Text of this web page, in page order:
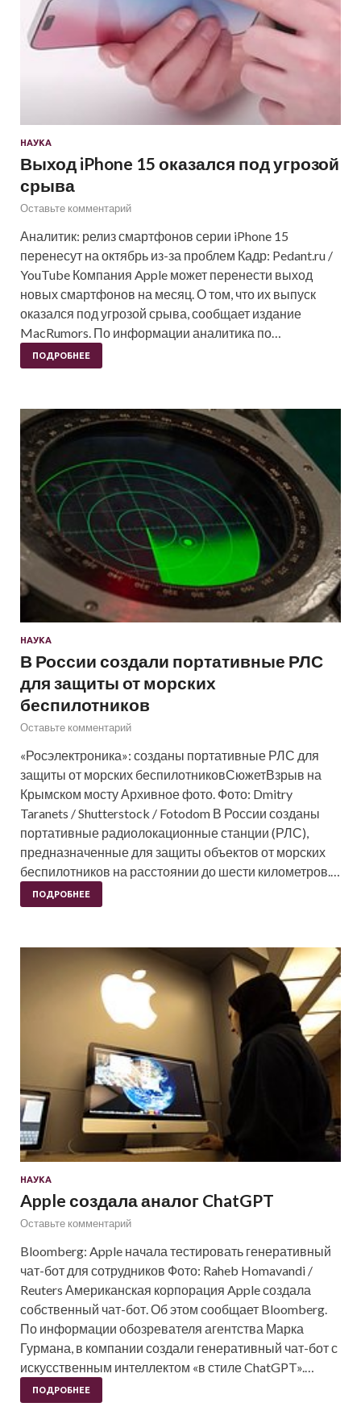
НАУКА
Выход iPhone 15 оказался под угрозой
срыва
Оставьте комментарий
Аналитик: релиз смартфонов серии iPhone 15
перенесут на октябрь из-за проблем Кадр: Pedant.ru /
YouTube Компания Apple может перенести выход
новых смартфонов на месяц. О том, что их выпуск
оказался под угрозой срыва, сообщает издание
MacRumors. По информации аналитика по…
ПОДРОБНЕЕ
НАУКА
В России создали портативные РЛС
для защиты от морских
беспилотников
Оставьте комментарий
«Росэлектроника»: созданы портативные РЛС для
защиты от морских беспилотниковСюжетВзрыв на
Крымском мосту Архивное фото. Фото: Dmitry
Taranets / Shutterstock / Fotodom В России созданы
портативные радиолокационные станции (РЛС),
предназначенные для защиты объектов от морских
беспилотников на расстоянии до шести километров.…
ПОДРОБНЕЕ
НАУКА
Apple создала аналог ChatGPT
Оставьте комментарий
Bloomberg: Apple начала тестировать генеративный
чат-бот для сотрудников Фото: Raheb Homavandi /
Reuters Американская корпорация Apple создала
собственный чат-бот. Об этом сообщает Bloomberg.
По информации обозревателя агентства Марка
Гурмана, в компании создали генеративный чат-бот с
искусственным интеллектом «в стиле ChatGPT».…
ПОДРОБНЕЕ